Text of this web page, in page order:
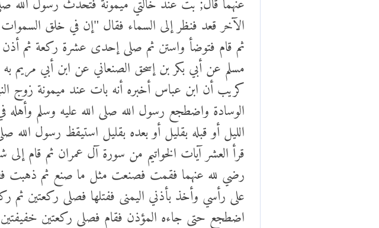
الآخر قعد فنظر إلى السماء فقال "إن في خلق
ثم قام فتوضأ واستن ثم صلى إحدى عشرة ركعة ثم
مسلم عن أبي بكر بن إسحق الصنعاني عن ابن أبي
كريب أن ابن عباس أخبره أنه بات عند ميمونة
الوسادة واضطجع رسول الله صلى الله عليه وسلم
الليل أو قبله بقليل أو بعده بقليل استيقظ رسول
قرأ العشر آيات الخواتيم من سورة آل عمران ثم قام
رضي لله عنهما فقمت فصنعت مثل ما صنع ثم ذهبت
على رأسي وأخذ بأذني اليمنى ففتلها فصلى ركعتين ثم
اضطجع حتى جاءه المؤذن فقام فصلى ركعتين